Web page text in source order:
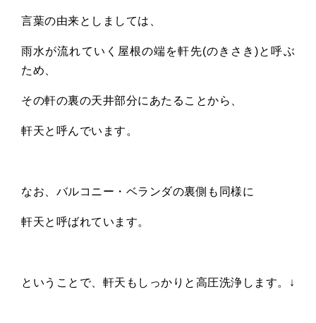
言葉の由来としましては、
雨水が流れていく屋根の端を軒先(のきさき )と呼ぶ
ため、
その軒の裏の天井部分にあたることから、
軒天と呼んでいます。
なお、バルコニー・ベランダの裏側も同様に
軒天と呼ばれています。
ということで、軒天もしっかりと高圧洗浄します。↓